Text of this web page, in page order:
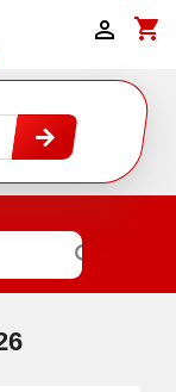
shopping_cart

